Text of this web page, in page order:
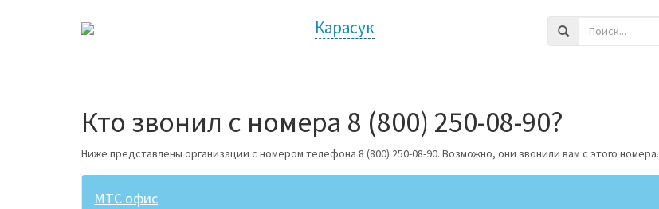
Карасук
Кто звонил с номера 8 (800) 250-08-90?
Ниже представлены организации с номером телефона 8 (800) 250-08-90. Возможно, они звонили вам с этого номера.
МТС офис